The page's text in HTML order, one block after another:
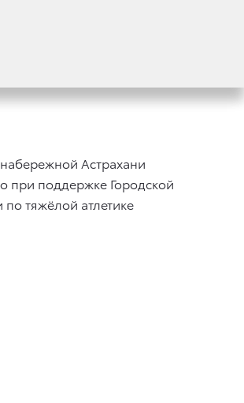
Астрахани
при поддержке Городской
тяжёлой атлетике